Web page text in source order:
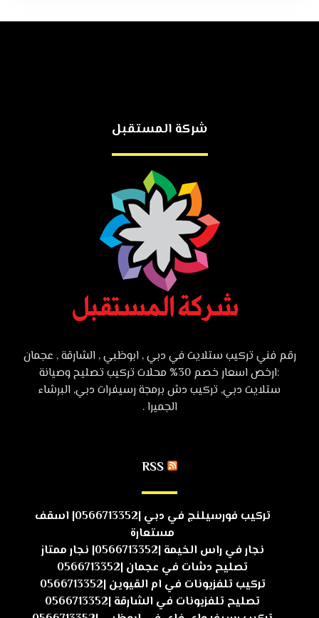
شركة المستقبل
رقم فني تركيب ستلايت في دبي , ابوظبي , الشارقة , عجمان
:ارخص اسعار خصم 30% محلات تركيب تصليح وصيانة
ستلايت دبي, تركيب دش برمجة رسيفرات دبي, البرشاء
الجميرا .
RSS
تركيب فورسيلنج في دبي |0566713352| اسقف
مستعارة
نجار في راس الخيمة |0566713352| نجار ممتاز
تصليح دشات في عجمان |0566713352
تركيب تلفزيونات في ام القيوين |0566713352
تصليح تلفزيونات في الشارقة |0566713352